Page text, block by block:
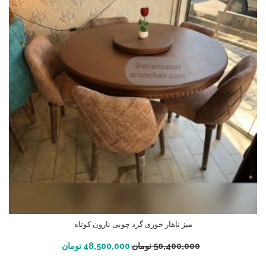
میز ناهار خوری گرد چوبی نارون کوتاه
50,400,000تومان 48,500,000 تومان افزودن به سبد خرید